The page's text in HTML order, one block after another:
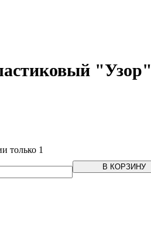
"Узор"
только 1
В КОРЗИНУ